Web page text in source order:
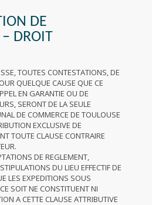
DE
DROIT
TOUTES CONTESTATIONS, DE
QUELQUE CAUSE QUE CE
EN GARANTIE OU DE
SERONT DE LA SEULE
DE COMMERCE DE TOULOUSE
EXCLUSIVE DE
TOUTE CLAUSE CONTRAIRE
DE REGLEMENT,
DU LIEU EFFECTIF DE
LES EXPEDITIONS SOUS
SOIT NE CONSTITUENT NI
A CETTE CLAUSE ATTRIBUTIVE